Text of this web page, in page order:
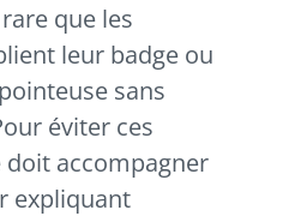
que les
leur badge ou
sans
éviter ces
accompagner
expliquant